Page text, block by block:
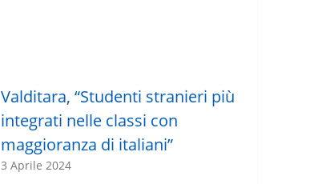
Valditara, “Studenti stranieri più
integrati nelle classi con
maggioranza di italiani”
3 Aprile 2024